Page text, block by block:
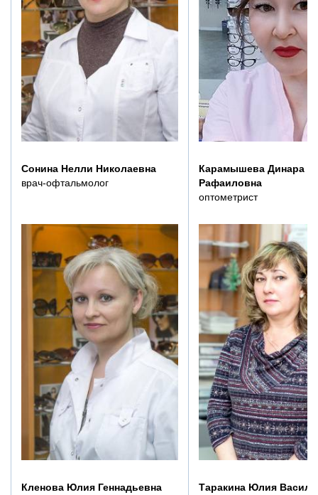
Сонина Нелли Николаевна
врач-офтальмолог
Карамышева Динара
Рафаиловна
оптометрист
Кленова Юлия Геннадьевна
Таракина Юлия